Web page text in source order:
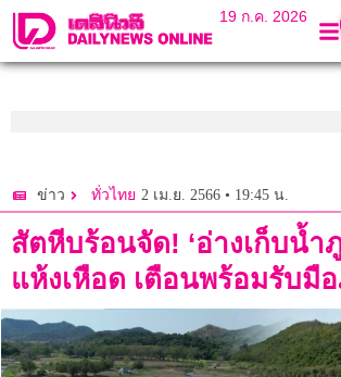
19 ก.ค. 2026
ข่าว ทั่วไทย 2 เม.ย. 2566 • 19:45 น.
สัตหีบร้อนจัด! ‘อ่างเก็บน้ำ
แห้งเหือด เตือนพร้อมรับมื